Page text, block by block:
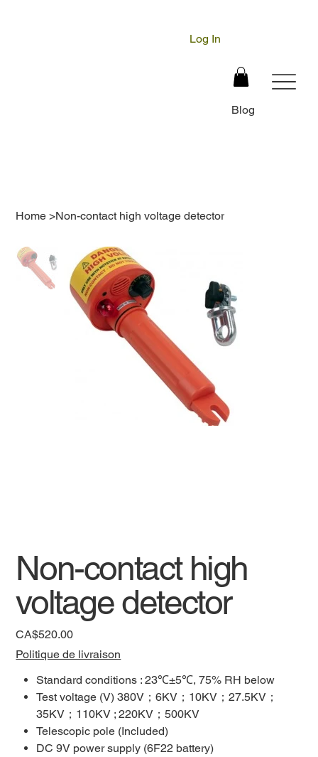
Log In
Blog
Home >Non-contact high voltage detector
Non-contact high
voltage detector
Price
CA$520.00
Politique de livraison
Standard conditions : 23℃±5℃, 75% RH below
Test voltage (V) 380V；6KV；10KV；27.5KV；
35KV；110KV ; 220KV；500KV
Telescopic pole (Included)
DC 9V power supply (6F22 battery)